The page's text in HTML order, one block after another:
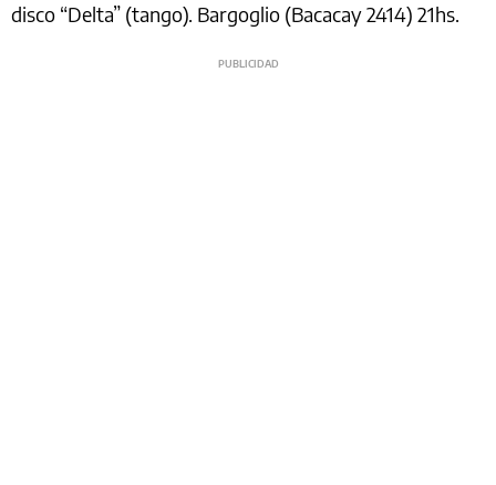
disco “Delta” (tango). Bargoglio (Bacacay 2414) 21hs.